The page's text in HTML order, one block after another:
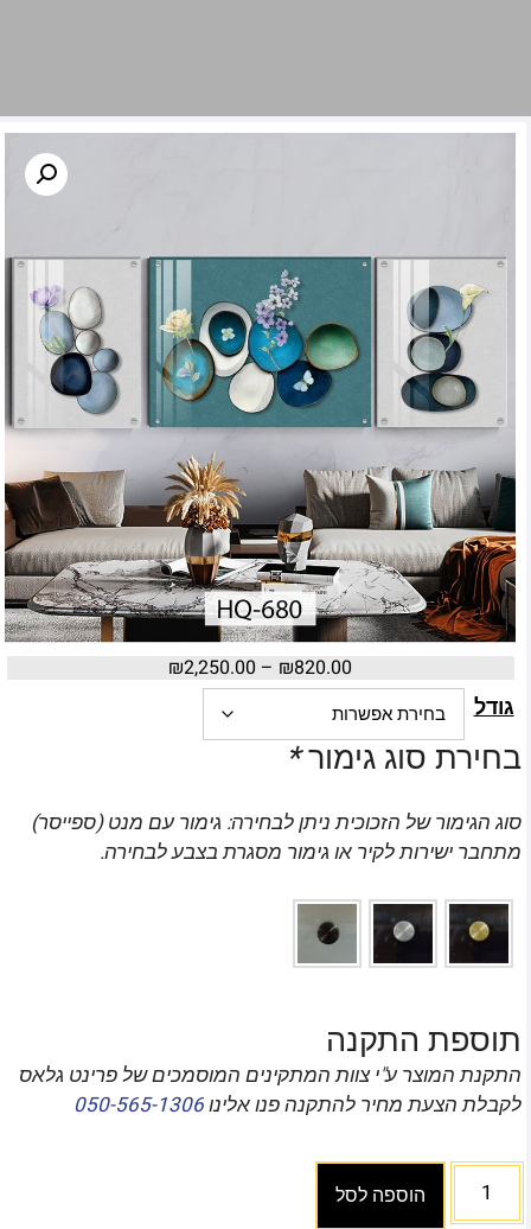
₪820.00
–
₪2,250.00
גודל
בחירת סוג גימור*
סוג הגימור של הזכוכית ניתן לבחירה: גימור עם מנט (ספייסר)
מתחבר ישירות לקיר או גימור מסגרת בצבע לבחירה.
תוספת התקנה
התקנת המוצר ע"י צוות המתקינים המוסמכים של פרינט גלאס
לקבלת הצעת מחיר להתקנה פנו אלינו050-565-1306
הוספה לסל